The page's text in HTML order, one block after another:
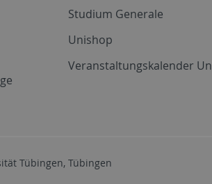
Studium Generale
Unishop
Veranstaltungskalender
Tübingen, Tübingen